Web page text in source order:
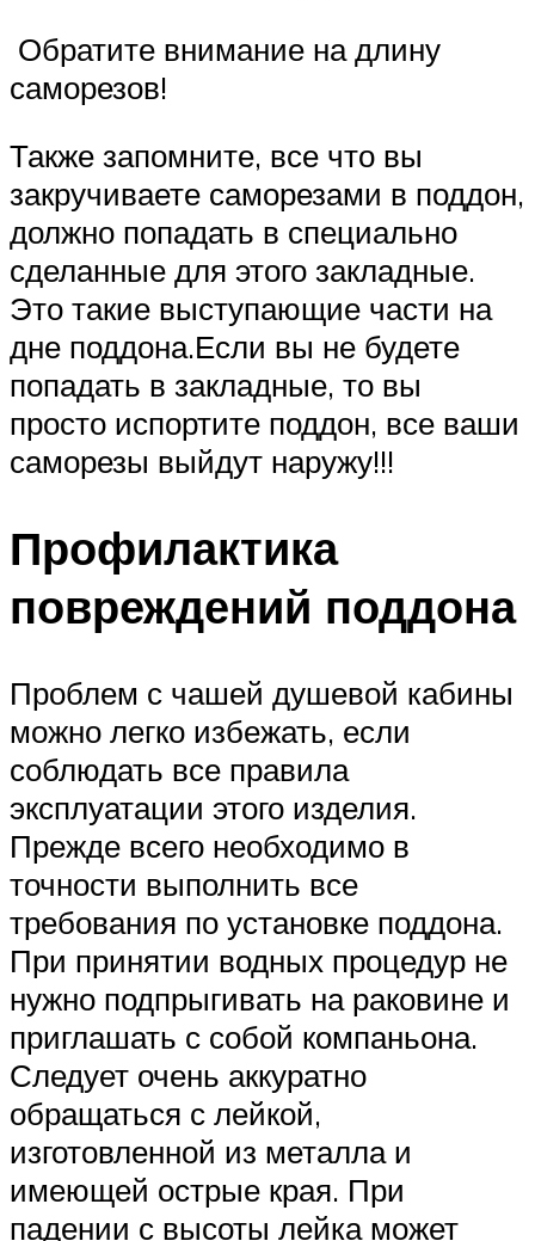
Обратите внимание на длину
саморезов!
Также запомните, все что вы
закручиваете саморезами в поддон,
должно попадать в специально
сделанные для этого закладные.
Это такие выступающие части на
дне поддона.Если вы не будете
попадать в закладные, то вы
просто испортите поддон, все ваши
саморезы выйдут наружу!!!
Профилактика
повреждений поддона
Проблем с чашей душевой кабины
можно легко избежать, если
соблюдать все правила
эксплуатации этого изделия.
Прежде всего необходимо в
точности выполнить все
требования по установке поддона.
При принятии водных процедур не
нужно подпрыгивать на раковине и
приглашать с собой компаньона.
Следует очень аккуратно
обращаться с лейкой,
изготовленной из металла и
имеющей острые края. При
падении с высоты лейка может